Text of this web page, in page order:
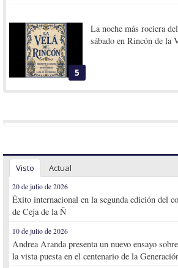
5
La noche más rociera
sábado en Rincón de la
Visto Actual
20 de julio de 2026
Éxito internacional en la segunda edición del
de Ceja de la Ñ
10 de julio de 2026
Andrea Aranda presenta un nuevo ensayo
la vista puesta en el centenario de la